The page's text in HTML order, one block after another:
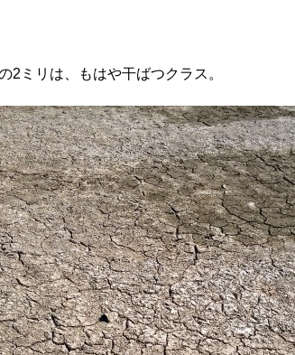
2ミリは、もはや干ばつクラス。